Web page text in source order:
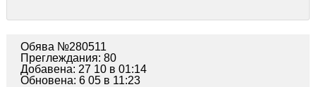
Обява №280511
Преглеждания: 80
Добавена: 27 10 в 01:14
Обновена: 6 05 в 11:23